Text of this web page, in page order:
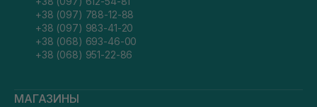
+38 (097) 788-12-88
+38 (097) 983-41-20
+38 (068) 693-46-00
+38 (068) 951-22-86
МАГАЗИНЫ